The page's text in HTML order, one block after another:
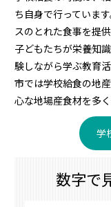
ち自身で行っていま
スのとれた食事を提
子どもたちが栄養知
験しながら学ぶ教育
市では学校給食の地
心な地場産食材を多
学
数字で